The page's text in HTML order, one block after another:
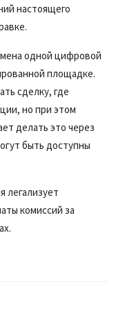
настоящего
одной цифровой
площадке.
сделку, где
но при этом
делать это через
быть доступны
легализует
комиссий за